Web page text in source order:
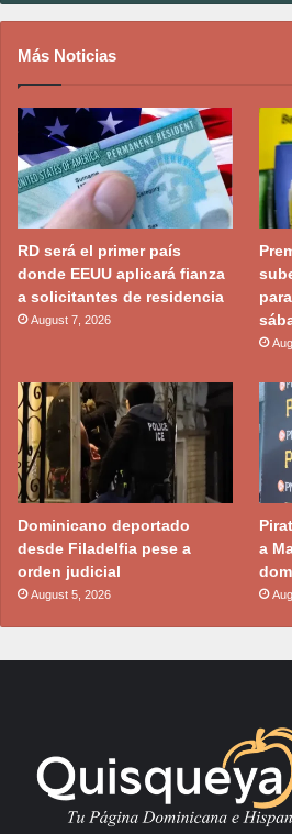
Más Noticias
RD será el primer país
donde EEUU aplicará fianza
a solicitantes de residencia
August 7, 2026
Dominicano deportado
desde Filadelfia pese a
orden judicial
August 5, 2026
a